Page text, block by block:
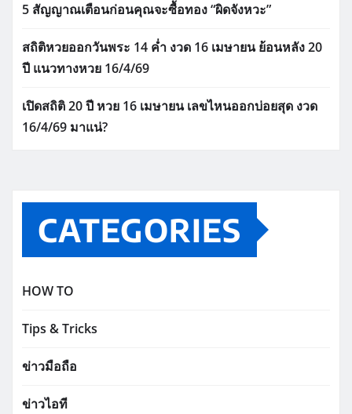
5 สัญญาณเตือนก่อนคุณจะซื้อทอง “ผิดจังหวะ”
สถิติหวยออกวันพระ 14 ค่ำ งวด 16 เมษายน ย้อนหลัง 20
ปี แนวทางหวย 16/4/69
เปิดสถิติ 20 ปี หวย 16 เมษายน เลขไหนออกบ่อยสุด งวด
16/4/69 มาแน่?
CATEGORIES
HOW TO
Tips & Tricks
ข่าวมือถือ
ข่าวไอที